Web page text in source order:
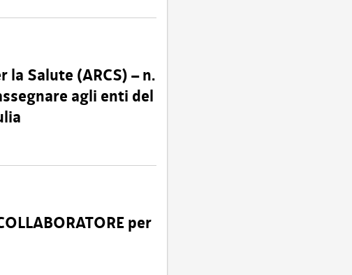
Salute (ARCS) – n.
agli enti del
per